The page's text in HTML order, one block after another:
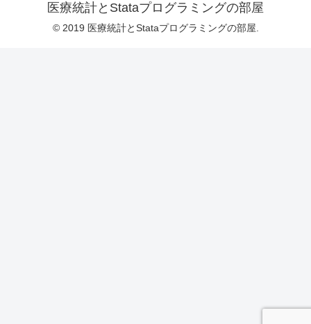
医療統計とStataプログラミングの部屋
© 2019 医療統計とStataプログラミングの部屋.